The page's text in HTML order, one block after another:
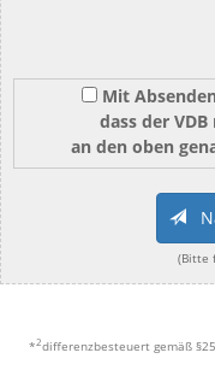
Mit
dass der
an den oben
(Bitte
*2differenzbesteuert gemäß